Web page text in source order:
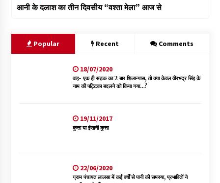
आनी के दलाश का तीन दिवसीय “वश्ता मेला” आज से
Popular Recent Comments
18/07/2020
वाह- एक ही सड़क का 2 बार शिलान्यास, तो क्या केवल वीरभद्र सिंह के
नाम की पट्टिका बदलने को किया गया…?
19/11/2017
कुत्ता या इंसानी कुत्ता
22/06/2020
ग्राम पंचायत लालसा में कई वर्षों से पानी की समस्या, प्रभावितों ने